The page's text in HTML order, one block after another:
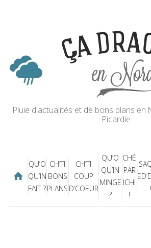
Pluie d'actualités et de bons plans en
Picardie
QU’O
QU’IN
FAIT ?
CH’TI
BONS
PLANS
CH’TI
COUP
D’COEUR
QU’O
QU’IN
MINGE
?
CHÉ
PAR
ICHI
!
!